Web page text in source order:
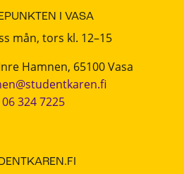
I VASA
mån, tors kl. 12–15
Hamnen, 65100 Vasa
06 324 7225